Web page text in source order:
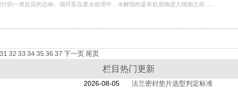
的一类反应的总称。循环泵在废水处理中，水解指的是有机底物进入细胞之前......
31 32 33 3435 36 37 下一页 尾页
栏目热门更新
2026-08-05 法兰密封垫片选型判定标准